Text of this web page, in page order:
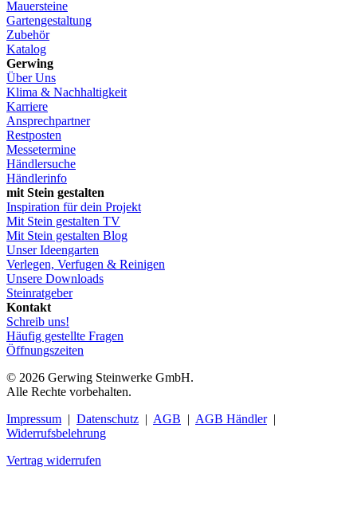
Mauersteine
Gartengestaltung
Zubehör
Katalog
Gerwing
Über Uns
Klima & Nachhaltigkeit
Karriere
Ansprechpartner
Restposten
Messetermine
Händlersuche
Händlerinfo
mit Stein gestalten
Inspiration für dein Projekt
Mit Stein gestalten TV
Mit Stein gestalten Blog
Unser Ideengarten
Verlegen, Verfugen & Reinigen
Unsere Downloads
Steinratgeber
Kontakt
Schreib uns!
Häufig gestellte Fragen
Öffnungszeiten
© 2026 Gerwing Steinwerke GmbH.
Alle Rechte vorbehalten.
Impressum | Datenschutz | AGB | AGB Händler|
Widerrufsbelehrung
Vertrag widerrufen